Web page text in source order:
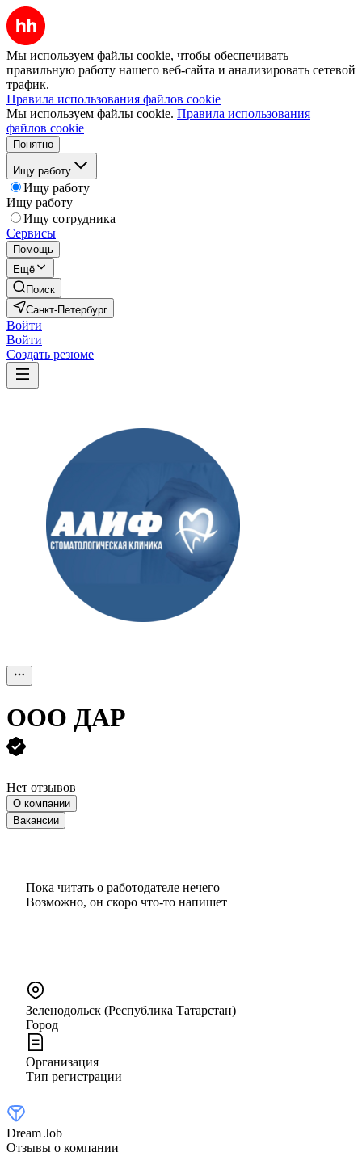
Мы используем файлы cookie, чтобы обеспечивать
правильную работу нашего веб-сайта и анализировать сетевой
трафик.
Правила использования файлов cookie
Мы используем файлы cookie. Правила использования
файлов cookie
Понятно
Ищу работу
Ищу работу
Ищу работу
Ищу сотрудника
Сервисы
Помощь
Ещё
Поиск
Санкт-Петербург
Войти
Войти
Создать резюме
ООО ДАР
Нет отзывов
О компании
Вакансии
Пока читать о работодателе нечего
Возможно, он скоро что‑то напишет
Зеленодольск (Республика Татарстан)
Город
Организация
Тип регистрации
Dream Job
Отзывы о компании